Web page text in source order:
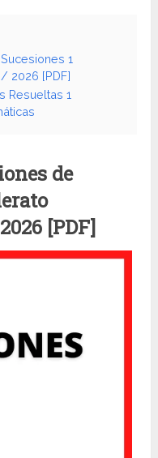
1
2026 [PDF]
Resueltas 1
de
[PDF]